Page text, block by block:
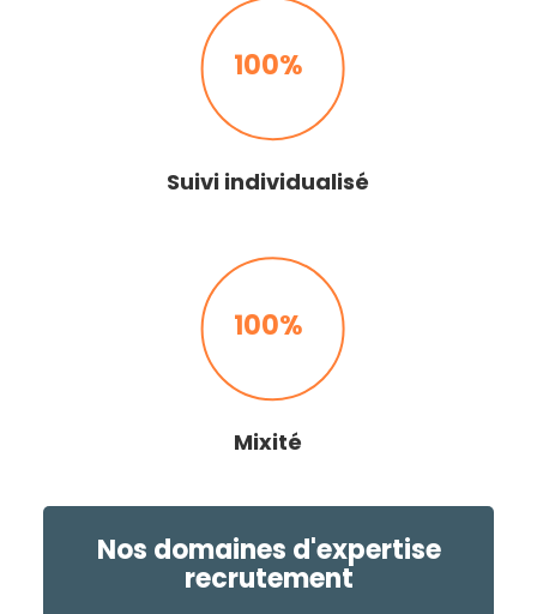
100%
Suivi individualisé
100%
Mixité
Nos domaines d'expertise
recrutement